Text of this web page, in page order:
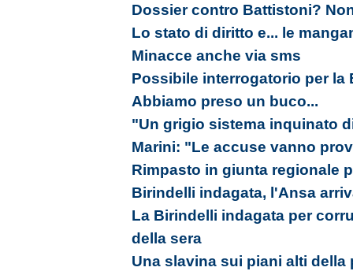
Dossier contro Battistoni?
Lo stato di diritto e... le
Minacce anche via sms
Possibile interrogatorio per la
Abbiamo preso un buco...
"Un grigio sistema inquinato
Marini: "Le accuse vanno
Rimpasto in giunta regionale
Birindelli indagata, l'Ansa
La Birindelli indagata per
della sera
Una slavina sui piani alti della